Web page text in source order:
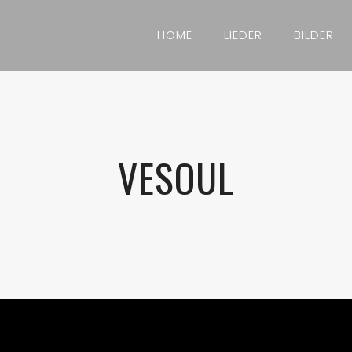
HOME LIEDER BILDER
VESOUL